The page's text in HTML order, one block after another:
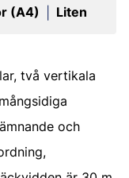
(A4) Liten
två vertikala
och